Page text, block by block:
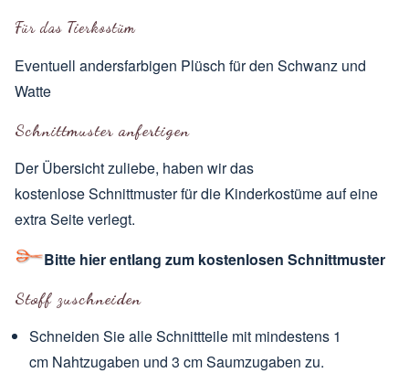
Für das Tierkostüm
Eventuell andersfarbigen Plüsch für den Schwanz und
Watte
Schnittmuster anfertigen
Der Übersicht zuliebe, haben wir das
kostenlose Schnittmuster für die Kinderkostüme auf eine
extra Seite verlegt.
Bitte hier entlang zum kostenlosen Schnittmuster
Stoff zuschneiden
Schneiden Sie alle Schnittteile mit mindestens 1
cm Nahtzugaben und 3 cm Saumzugaben zu.